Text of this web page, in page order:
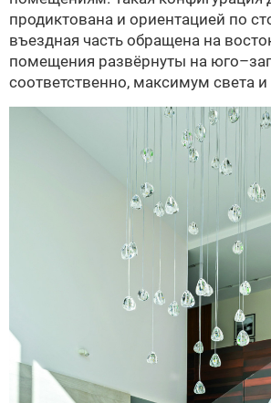
продиктована и ориентацией по
въездная часть обращена на
помещения развёрнуты на
соответственно, максимум света и